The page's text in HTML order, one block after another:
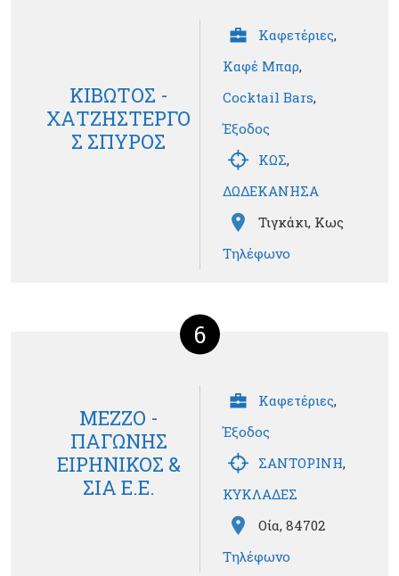
ΚΙΒΩΤΟΣ -
ΧΑΤΖΗΣΤΕΡΓΟ
Σ ΣΠΥΡΟΣ
Καφετέριες,
Καφέ Μπαρ,
Cocktail Bars,
Έξοδος
ΚΩΣ,
ΔΩΔΕΚΑΝΗΣΑ
Τιγκάκι, Κως
Τηλέφωνο
6
ΜΕΖΖΟ -
ΠΑΓΩΝΗΣ
ΕΙΡΗΝΙΚΟΣ &
ΣΙΑ Ε.Ε.
Καφετέριες,
Έξοδος
ΣΑΝΤΟΡΙΝΗ,
ΚΥΚΛΑΔΕΣ
Οία, 84702
Τηλέφωνο